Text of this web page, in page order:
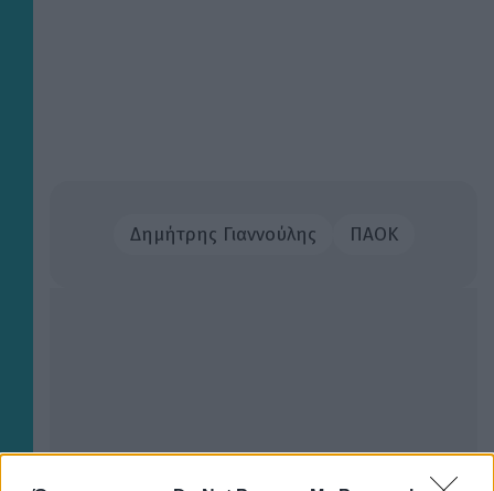
Δημήτρης Γιαννούλης ΠΑΟΚ